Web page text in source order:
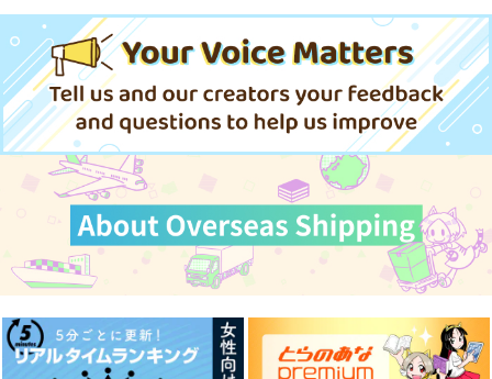
オールキャラ
サンプル
作品詳細
宇佐美時重×門倉利運
サンプル
作品詳細
中国×ヒノモト
サンプル
作品詳細